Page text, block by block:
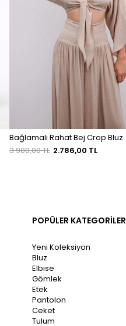
Bağlamalı Rahat Bej Crop Bluz
3.980,00 TL 2.786,00 TL
POPÜLER KATEGORİLER
Yeni Koleksiyon
Bluz
Elbise
Gömlek
Etek
Pantolon
Ceket
Tulum